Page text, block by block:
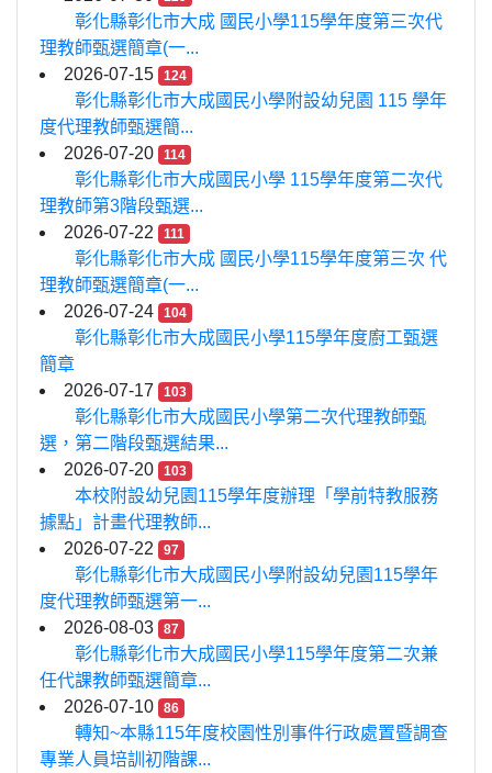
彰化縣彰化市大成 國民小學115學年度第三次代
理教師甄選簡章(一...
2026-07-15
124
彰化縣彰化市大成國民小學附設幼兒園 115 學年
度代理教師甄選簡...
2026-07-20
114
彰化縣彰化市大成國民小學 115學年度第二次代
理教師第3階段甄選...
2026-07-22
111
彰化縣彰化市大成 國民小學115學年度第三次 代
理教師甄選簡章(一...
2026-07-24
104
彰化縣彰化市大成國民小學115學年度廚工甄選
簡章
2026-07-17
103
彰化縣彰化市大成國民小學第二次代理教師甄
選，第二階段甄選結果...
2026-07-20
103
本校附設幼兒園115學年度辦理「學前特教服務
據點」計畫代理教師...
2026-07-22
97
彰化縣彰化市大成國民小學附設幼兒園115學年
度代理教師甄選第一...
2026-08-03
87
彰化縣彰化市大成國民小學115學年度第二次兼
任代課教師甄選簡章...
2026-07-10
86
轉知~本縣115年度校園性別事件行政處置暨調查
專業人員培訓初階課...